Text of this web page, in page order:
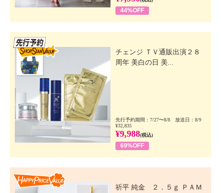
44%OFF
チェンジ ＴＶ通販出演２８
周年 美白の日 美...
先行予約期間：7/27〜8/8 放送日：8/9
¥32,835
¥9,988(税込)
69%OFF
祈平 純金 ２．５ｇ ＰＡＭ